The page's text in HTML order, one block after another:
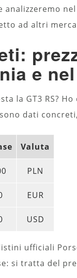
analizzeremo
ad altri
e
la GT3 RS?
dati
Valuta
PLN
EUR
USD
ufficiali
si tratta del